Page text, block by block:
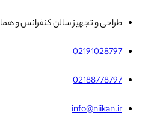
طراحی و تجهیز سالن کنفرانس
02191028797
02188778797
info@niikan.ir